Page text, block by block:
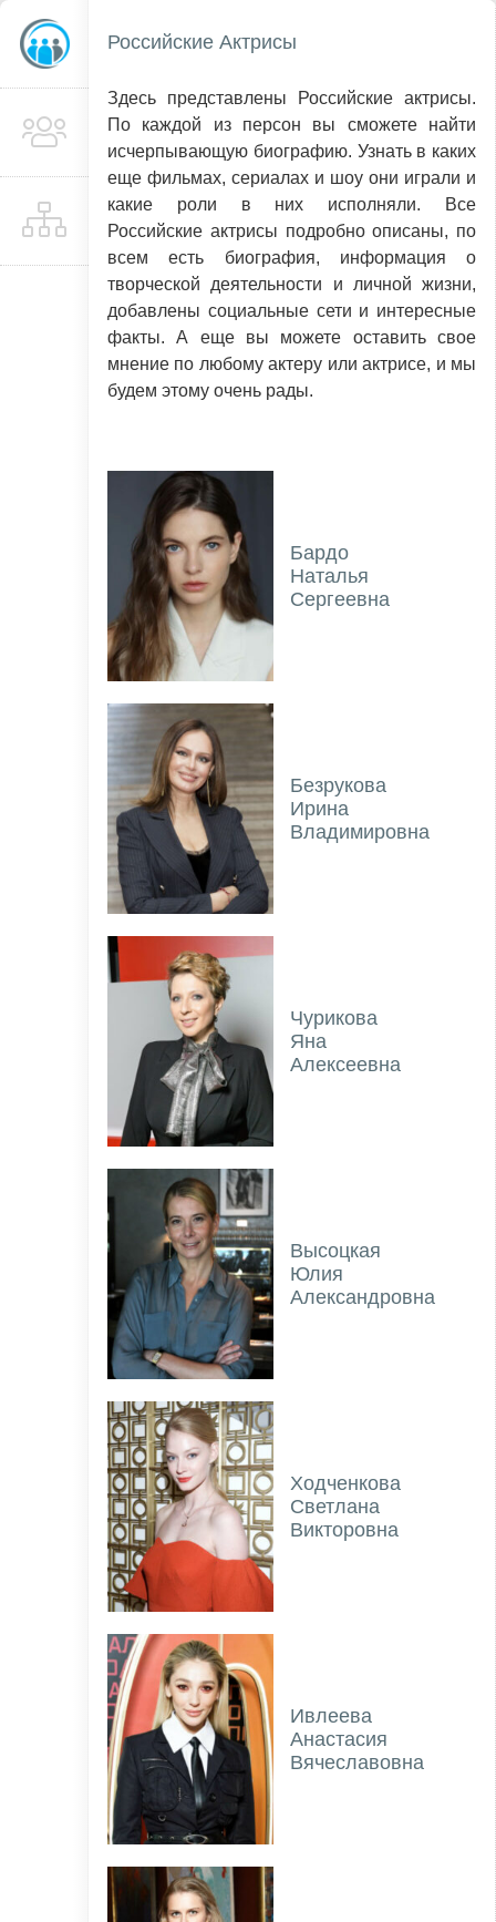
Российские Актрисы
Здесь представлены Российские актрисы.
По каждой из персон вы сможете найти
исчерпывающую биографию. Узнать в каких
еще фильмах, сериалах и шоу они играли и
какие роли в них исполняли. Все
Российские актрисы подробно описаны, по
всем есть биография, информация о
творческой деятельности и личной жизни,
добавлены социальные сети и интересные
факты. А еще вы можете оставить свое
мнение по любому актеру или актрисе, и мы
будем этому очень рады.
Бардо
Наталья
Сергеевна
Безрукова
Ирина
Владимировна
Чурикова
Яна
Алексеевна
Высоцкая
Юлия
Александровна
Ходченкова
Светлана
Викторовна
Ивлеева
Анастасия
Вячеславовна